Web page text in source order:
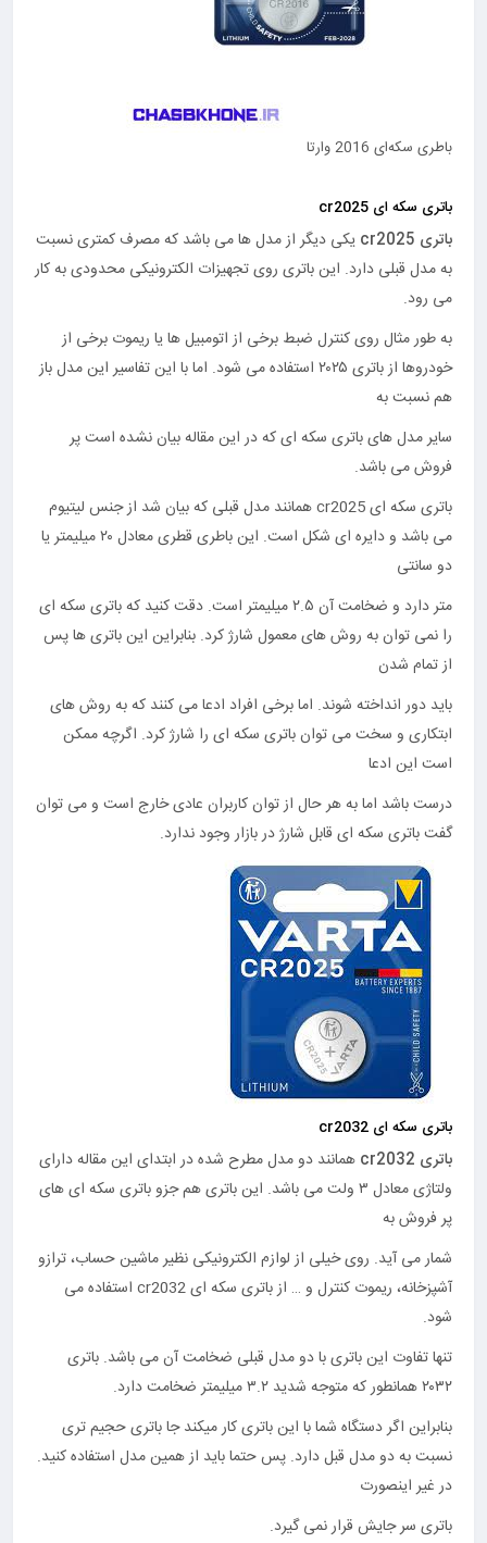
باطری سکه‌ای 2016 وارتا
باتری سکه ای cr2025
باتری cr2025
یکی دیگر از مدل ها می باشد که مصرف کمتری نسبت
به مدل قبلی دارد. این باتری روی تجهیزات الکترونیکی محدودی به کار
می رود.
به طور مثال روی کنترل ضبط برخی از اتومبیل ها یا ریموت برخی از
خودروها از باتری ۲۰۲۵ استفاده می شود. اما با این تفاسیر این مدل باز
هم نسبت به
سایر مدل های باتری سکه ای که در این مقاله بیان نشده است پر
فروش می باشد.
باتری سکه ای cr2025 همانند مدل قبلی که بیان شد از جنس لیتیوم
می باشد و دایره ای شکل است. این باطری قطری معادل ۲۰ میلیمتر یا
دو سانتی
متر دارد و ضخامت آن ۲.۵ میلیمتر است. دقت کنید که باتری سکه ای
را نمی توان به روش های معمول شارژ کرد. بنابراین این باتری ها پس
از تمام شدن
باید دور انداخته شوند. اما برخی افراد ادعا می کنند که به روش های
ابتکاری و سخت می توان باتری سکه ای را شارژ کرد. اگرچه ممکن
است این ادعا
درست باشد اما به هر حال از توان کاربران عادی خارج است و می توان
گفت باتری سکه ای قابل شارژ در بازار وجود ندارد.
باتری سکه ای cr2032
باتری cr2032
همانند دو مدل مطرح شده در ابتدای این مقاله دارای
ولتاژی معادل ۳ ولت می باشد. این باتری هم جزو باتری سکه ای های
پر فروش به
شمار می آید. روی خیلی از لوازم الکترونیکی نظیر ماشین حساب، ترازو
آشپزخانه، ریموت کنترل و … از باتری سکه ای cr2032 استفاده می
شود.
تنها تفاوت این باتری با دو مدل قبلی ضخامت آن می باشد. باتری
۲۰۳۲ همانطور که متوجه شدید ۳.۲ میلیمتر ضخامت دارد.
بنابراین اگر دستگاه شما با این باتری کار میکند جا باتری حجیم تری
نسبت به دو مدل قبل دارد. پس حتما باید از همین مدل استفاده کنید.
در غیر اینصورت
باتری سر جایش قرار نمی گیرد.